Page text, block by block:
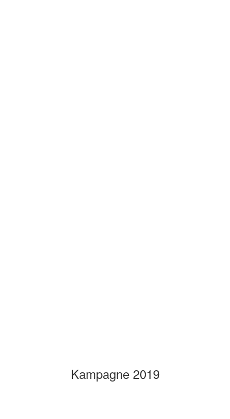
Kampagne 2019